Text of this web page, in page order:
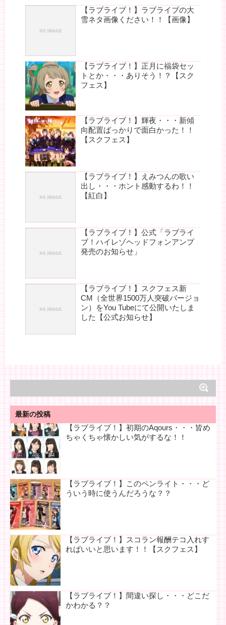
【ラブライブ！】ラブライブの大
雪ネタ画像ください！！【画像】
【ラブライブ！】正月に福袋セッ
トとか・・・ありそう！？【スク
フェス】
【ラブライブ！】輝夜・・・新傾
向配置ばっかりで面白かった！！
【スクフェス】
【ラブライブ！】えみつんの歌い
出し・・・ホント感動するわ！！
【紅白】
【ラブライブ！】公式「ラブライ
ブ！ハイレゾヘッドフォンアンプ
発売のお知らせ」
【ラブライブ！】スクフェス新
CM（全世界1500万人突破バージョ
ン）をYou Tubeにて公開いたしま
した【公式お知らせ】
最新の投稿
【ラブライブ！】初期のAqours・・・皆め
ちゃくちゃ懐かしい気がするな！！
【ラブライブ！】このペンライト・・・ど
ういう時に使うんだろうな？？
【ラブライブ！】スコラン報酬テコ入れす
ればいいと思います！！【スクフェス】
【ラブライブ！】間違い探し・・・どこだ
かわかる？？